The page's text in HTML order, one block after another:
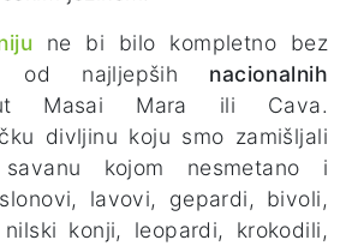
ne bi bilo kompletno bez
od najljepših nacionalnih
Masai Mara ili Cava.
divljinu koju smo zamišljali
kojom nesmetano i
lavovi, gepardi, bivoli,
konji, leopardi, krokodili,